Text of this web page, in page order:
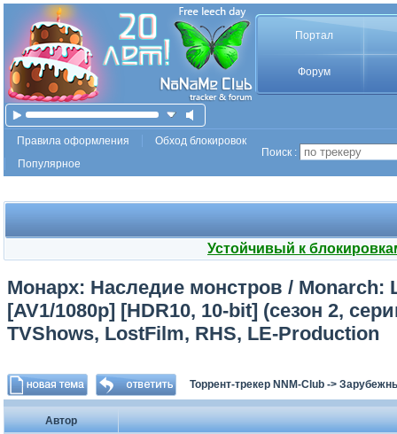
Портал
Форум
Правила оформления
Обход блокировок
Популярное
Поиск :
Устойчивый к
Монарх: Наследие монстров / Monarch:
[AV1/1080p] [HDR10, 10-bit] (сезон 2,
TVShows, LostFilm, RHS, LE-Production
Торрент-трекер NNM-Club ->
Автор